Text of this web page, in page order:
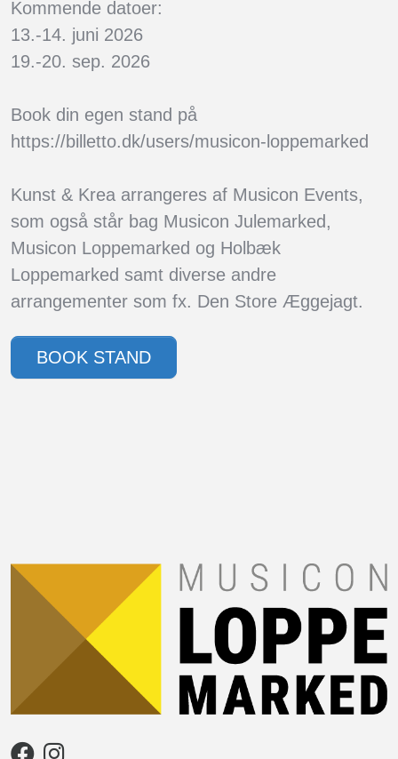
Kommende datoer:
13.-14. juni 2026
19.-20. sep. 2026
Book din egen stand på
https://billetto.dk/users/musicon-loppemarked
Kunst & Krea arrangeres af Musicon Events,
som også står bag Musicon Julemarked,
Musicon Loppemarked og Holbæk
Loppemarked samt diverse andre
arrangementer som fx. Den Store Æggejagt.
BOOK STAND